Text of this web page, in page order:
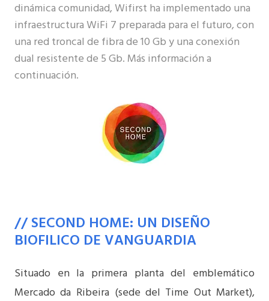
dinámica comunidad, Wifirst ha implementado una
infraestructura WiFi 7 preparada para el futuro, con
una red troncal de fibra de 10 Gb y una conexión
dual resistente de 5 Gb. Más información a
continuación.
// SECOND HOME: UN DISEÑO
BIOFILICO DE VANGUARDIA
Situado en la primera planta del emblemático
Mercado da Ribeira (sede del Time Out Market),